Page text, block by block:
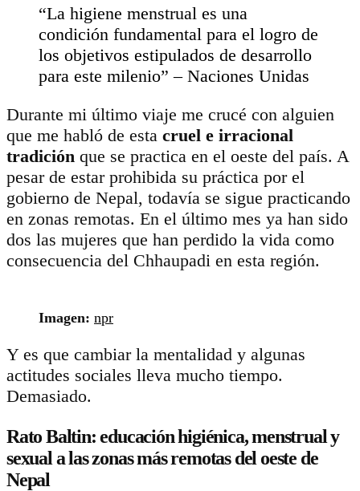
“La higiene menstrual es una
condición fundamental para el logro de
los objetivos estipulados de desarrollo
para este milenio” – Naciones Unidas
Durante mi último viaje me crucé con alguien
que me habló de esta cruel e irracional
tradición que se practica en el oeste del país. A
pesar de estar prohibida su práctica por el
gobierno de Nepal, todavía se sigue practicando
en zonas remotas. En el último mes ya han sido
dos las mujeres que han perdido la vida como
consecuencia del Chhaupadi en esta región.
Imagen: npr
Y es que cambiar la mentalidad y algunas
actitudes sociales lleva mucho tiempo.
Demasiado.
Rato Baltin: educación higiénica, menstrual y
sexual a las zonas más remotas del oeste de
Nepal